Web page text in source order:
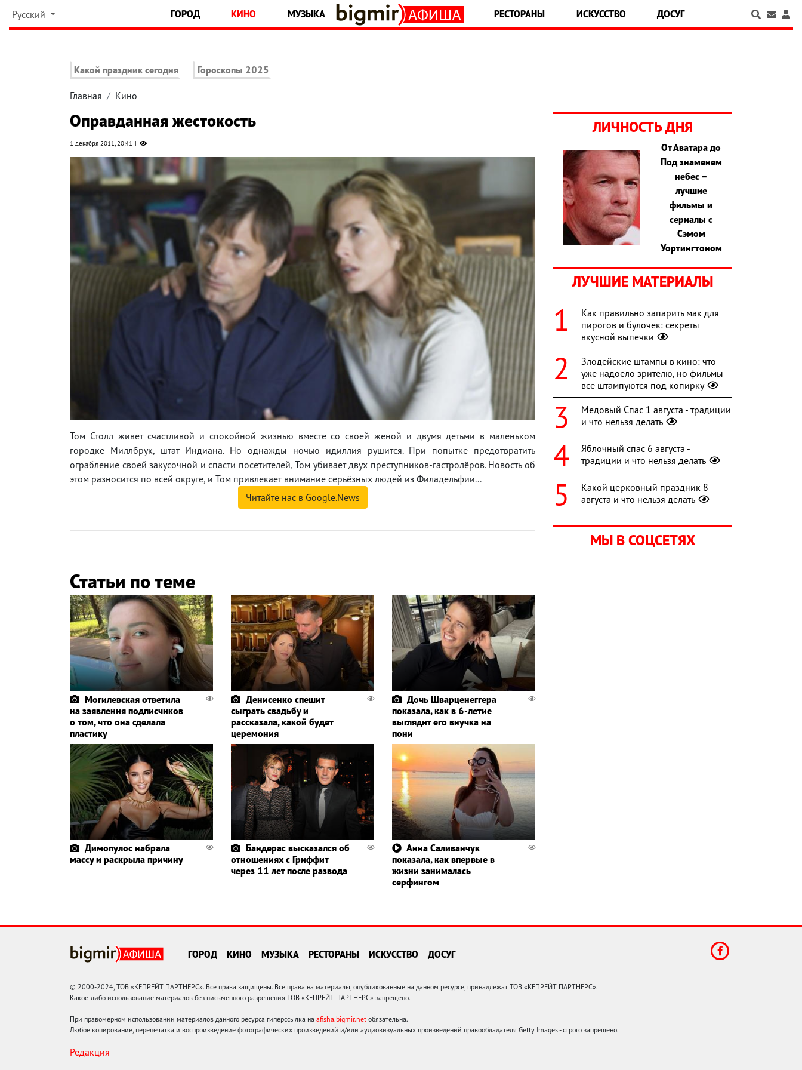
Русский ГОРОД КИНО МУЗЫКА РЕСТОРАНЫ ИСКУССТВО ДОСУГ
Какой праздник сегодня Гороскопы 2025
Главная Кино
Оправданная жестокость
1 декабря 2011, 20:41
Том Столл живет счастливой и спокойной жизнью вместе со своей женой и двумя детьми в маленьком
городке Миллбрук, штат Индиана. Но однажды ночью идиллия рушится. При попытке предотвратить
ограбление своей закусочной и спасти посетителей, Том убивает двух преступников-гастролёров. Новость об
этом разносится по всей округе, и Том привлекает внимание серьёзных людей из Филадельфии...
Читайте нас в Google.News
Статьи по теме
Могилевская ответила
на заявления подписчиков
о том, что она сделала
пластику
Денисенко спешит
сыграть свадьбу и
рассказала, какой будет
церемония
Дочь Шварценеггера
показала, как в 6-летие
выглядит его внучка на
пони
Димопулос набрала
массу и раскрыла причину
Бандерас высказался об
отношениях с Гриффит
через 11 лет после развода
Анна Саливанчук
показала, как впервые в
жизни занималась
серфингом
ЛИЧНОСТЬ ДНЯ
От Аватара до
Под знаменем
небес –
лучшие
фильмы и
сериалы с
Сэмом
Уортингтоном
ЛУЧШИЕ МАТЕРИАЛЫ
Как правильно запарить мак для
пирогов и булочек: секреты
вкусной выпечки
Злодейские штампы в кино: что
уже надоело зрителю, но фильмы
все штампуются под копирку
Медовый Спас 1 августа - традиции
и что нельзя делать
Яблочный спас 6 августа -
традиции и что нельзя делать
Какой церковный праздник 8
августа и что нельзя делать
МЫ В СОЦСЕТЯХ
ГОРОД КИНО МУЗЫКА РЕСТОРАНЫ ИСКУССТВО ДОСУГ
© 2000-2024, ТОВ «КЕПРЕЙТ ПАРТНЕРС». Все права защищены. Все права на материалы, опубликованные на данном ресурсе, принадлежат ТОВ «КЕПРЕЙТ ПАРТНЕРС».
Какое-либо использование материалов без письменного разрешения ТОВ «КЕПРЕЙТ ПАРТНЕРС» запрещено.
При правомерном использовании материалов данного ресурса гиперссылка на afisha.bigmir.net обязательна.
Любое копирование, перепечатка и воспроизведение фотографических произведений и/или аудиовизуальных произведений правообладателя Getty Images - строго запрещено.
Редакция